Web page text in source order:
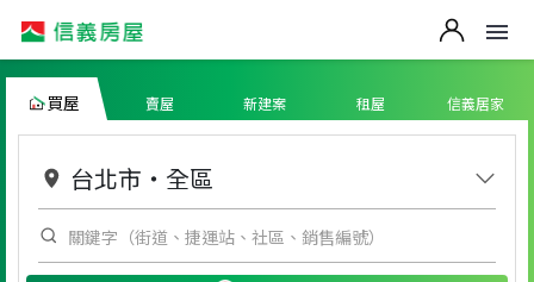
買屋 賣屋 新建案 租屋 信義居家
台北市 ・ 全區